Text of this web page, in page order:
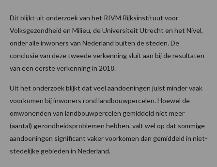
Dit blijkt uit onderzoek van het RIVM Rijksinstituut voor
Volksgezondheid en Milieu, de Universiteit Utrecht en het Nivel,
onder alle inwoners van Nederland buiten de steden. De
conclusie van deze tweede verkenning sluit aan bij de resultaten
van een eerste verkenning in 2018.
Uit het onderzoek blijkt dat veel aandoeningen juist minder vaak
voorkomen bij inwoners rond landbouwpercelen. Hoewel de
omwonenden van landbouwpercelen gemiddeld niet meer
(aantal) gezondheidsproblemen hebben, valt wel op dat sommige
aandoeningen significant vaker voorkomen dan gemiddeld in niet-
stedelijke gebieden in Nederland.